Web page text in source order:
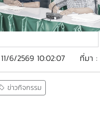
6/2569 10:02:07 ที่มา :
ข่าวกิจกรรม